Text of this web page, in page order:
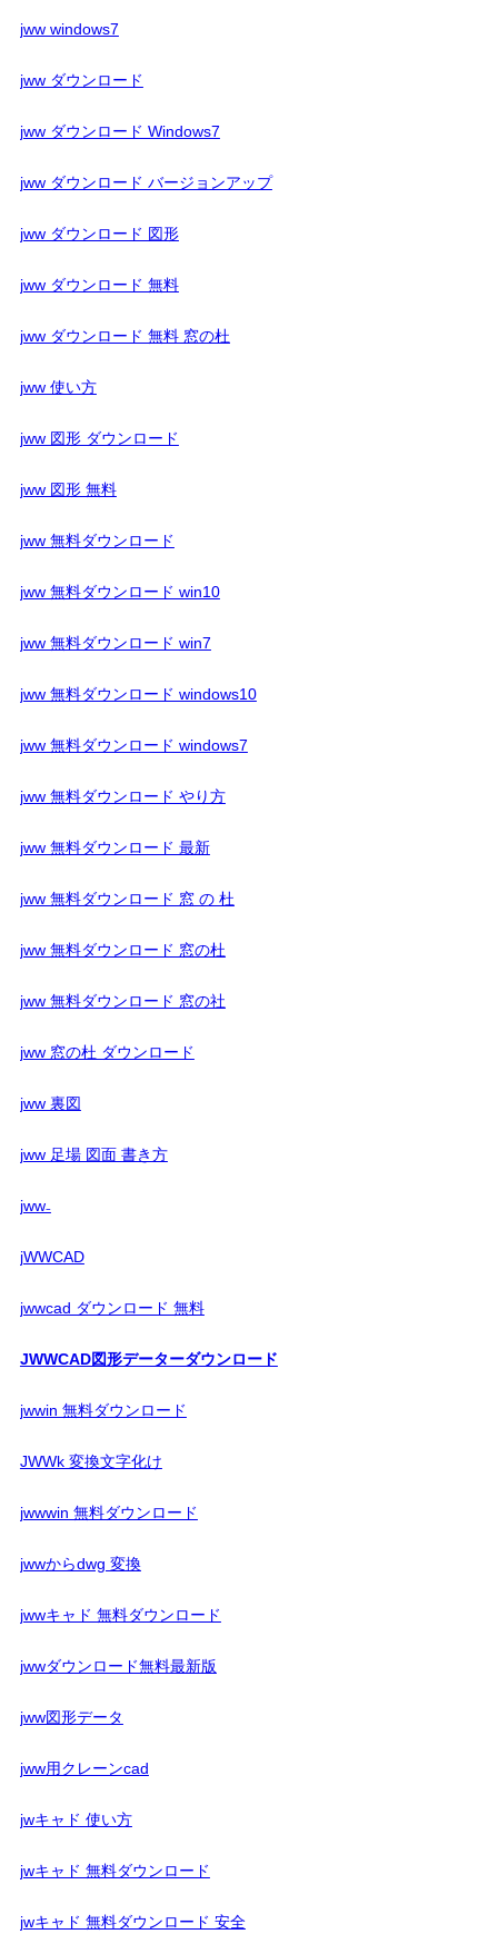
jww windows7
jww ダウンロード
jww ダウンロード Windows7
jww ダウンロード バージョンアップ
jww ダウンロード 図形
jww ダウンロード 無料
jww ダウンロード 無料 窓の杜
jww 使い方
jww 図形 ダウンロード
jww 図形 無料
jww 無料ダウンロード
jww 無料ダウンロード win10
jww 無料ダウンロード win7
jww 無料ダウンロード windows10
jww 無料ダウンロード windows7
jww 無料ダウンロード やり方
jww 無料ダウンロード 最新
jww 無料ダウンロード 窓 の 杜
jww 無料ダウンロード 窓の杜
jww 無料ダウンロード 窓の社
jww 窓の杜 ダウンロード
jww 裏図
jww 足場 図面 書き方
jww₋
jWWCAD
jwwcad ダウンロード 無料
JWWCAD図形データーダウンロード
jwwin 無料ダウンロード
JWWk 変換文字化け
jwwwin 無料ダウンロード
jwwからdwg 変換
jwwキャド 無料ダウンロード
jwwダウンロード無料最新版
jww図形データ
jww用クレーンcad
jwキャド 使い方
jwキャド 無料ダウンロード
jwキャド 無料ダウンロード 安全